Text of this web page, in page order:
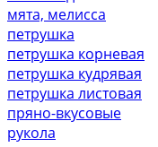
мята, мелисса
петрушка
петрушка корневая
петрушка кудрявая
петрушка листовая
пряно-вкусовые
рукола